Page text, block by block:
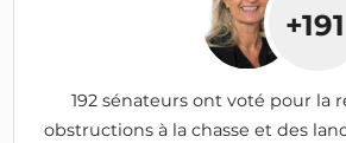
+191
192 sénateurs ont voté pour la
obstructions à la chasse et des